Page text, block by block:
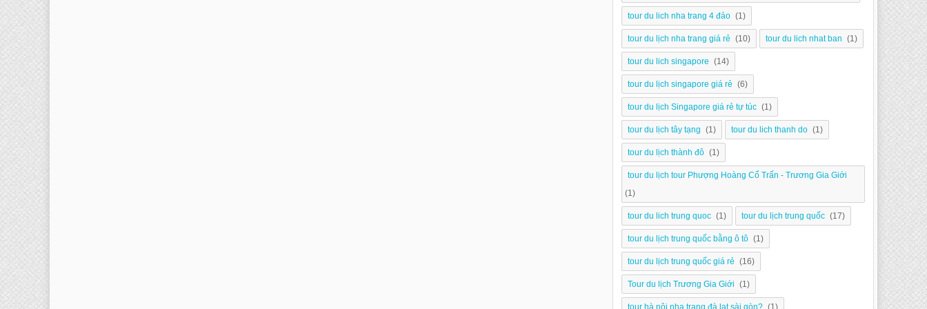
tour du lich nha trang 4 đảo (1)
tour du lịch nha trang giá rẻ (10) tour du lich nhat ban (1)
tour du lich singapore (14)
tour du lịch singapore giá rẻ (6)
tour du lịch Singapore giá rẻ tự túc (1)
tour du lịch tây tạng (1) tour du lich thanh do (1)
tour du lịch thành đô (1)
tour du lịch tour Phượng Hoàng Cổ Trấn - Trương Gia Giới
(1)
tour du lich trung quoc (1) tour du lịch trung quốc (17)
tour du lịch trung quốc bằng ô tô (1)
tour du lịch trung quốc giá rẻ (16)
Tour du lịch Trương Gia Giới (1)
tour hà nội nha trang đà lạt sài gòn? (1)